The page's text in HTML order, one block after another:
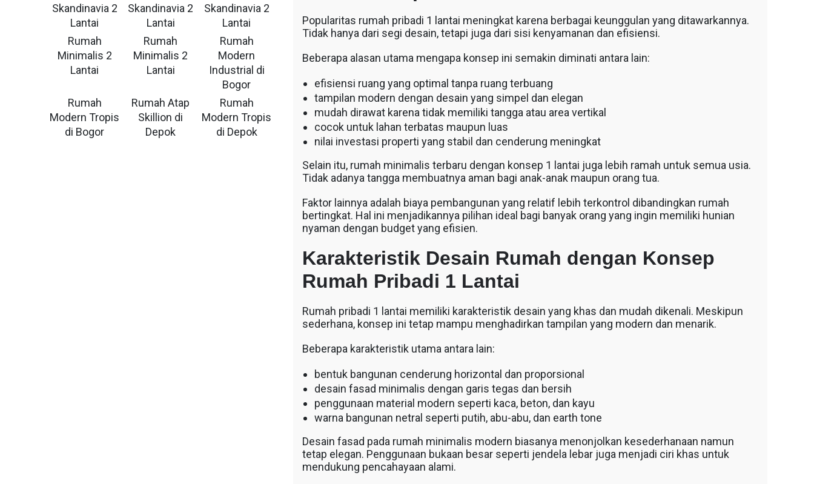
Skandinavia 2
Lantai
Skandinavia 2
Lantai
Skandinavia 2
Lantai
Rumah
Minimalis 2
Lantai
Rumah
Minimalis 2
Lantai
Rumah
Modern
Industrial di
Bogor
Rumah
Modern Tropis
di Bogor
Rumah Atap
Skillion di
Depok
Rumah
Modern Tropis
di Depok
Popularitas rumah pribadi 1 lantai meningkat karena berbagai keunggulan yang ditawarkannya.
Tidak hanya dari segi desain, tetapi juga dari sisi kenyamanan dan efisiensi.
Beberapa alasan utama mengapa konsep ini semakin diminati antara lain:
efisiensi ruang yang optimal tanpa ruang terbuang
tampilan modern dengan desain yang simpel dan elegan
mudah dirawat karena tidak memiliki tangga atau area vertikal
cocok untuk lahan terbatas maupun luas
nilai investasi properti yang stabil dan cenderung meningkat
Selain itu, rumah minimalis terbaru dengan konsep 1 lantai juga lebih ramah untuk semua usia.
Tidak adanya tangga membuatnya aman bagi anak-anak maupun orang tua.
Faktor lainnya adalah biaya pembangunan yang relatif lebih terkontrol dibandingkan rumah
bertingkat. Hal ini menjadikannya pilihan ideal bagi banyak orang yang ingin memiliki hunian
nyaman dengan budget yang efisien.
Karakteristik Desain Rumah dengan Konsep
Rumah Pribadi 1 Lantai
Rumah pribadi 1 lantai memiliki karakteristik desain yang khas dan mudah dikenali. Meskipun
sederhana, konsep ini tetap mampu menghadirkan tampilan yang modern dan menarik.
Beberapa karakteristik utama antara lain:
bentuk bangunan cenderung horizontal dan proporsional
desain fasad minimalis dengan garis tegas dan bersih
penggunaan material modern seperti kaca, beton, dan kayu
warna bangunan netral seperti putih, abu-abu, dan earth tone
Desain fasad pada rumah minimalis modern biasanya menonjolkan kesederhanaan namun
tetap elegan. Penggunaan bukaan besar seperti jendela lebar juga menjadi ciri khas untuk
mendukung pencahayaan alami.